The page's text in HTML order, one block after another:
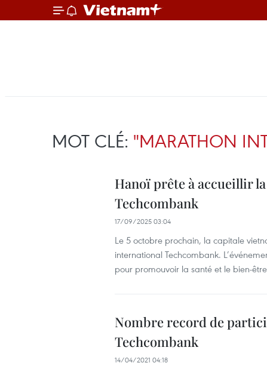
MOT CLÉ: "MARATHON
Hanoï prête à accueillir
Techcombank
17/09/2025 03:04
Le 5 octobre prochain, la capitale
international Techcombank.
pour promouvoir la santé et le bien-
Nombre record de
Techcombank
14/04/2021 04:18